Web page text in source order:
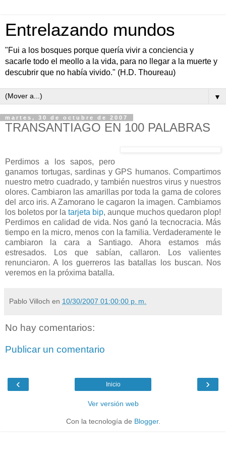
Entrelazando mundos
"Fui a los bosques porque quería vivir a conciencia y
sacarle todo el meollo a la vida, para no llegar a la muerte y
descubrir que no había vivido." (H.D. Thoureau)
▼
martes, 30 de octubre de 2007
TRANSANTIAGO EN 100 PALABRAS
Perdimos a los sapos, pero
ganamos tortugas, sardinas y GPS humanos. Compartimos
nuestro metro cuadrado, y también nuestros virus y nuestros
olores. Cambiaron las amarillas por toda la gama de colores
del arco iris. A Zamorano le cagaron la imagen. Cambiamos
los boletos por la tarjeta bip, aunque muchos quedaron plop!
Perdimos en calidad de vida. Nos ganó la tecnocracia. Más
tiempo en la micro, menos con la familia. Verdaderamente le
cambiaron la cara a Santiago. Ahora estamos más
estresados. Los que sabían, callaron. Los valientes
renunciaron. A los guerreros las batallas los buscan. Nos
veremos en la próxima batalla.
Pablo Villoch en 10/30/2007 01:00:00 p. m.
No hay comentarios:
Publicar un comentario
‹ ›
Inicio
Ver versión web
Con la tecnología de Blogger.